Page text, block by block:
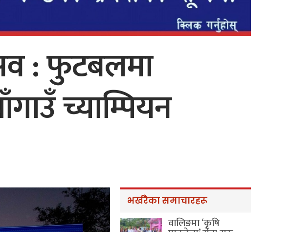
: फुटबलमा
च्याम्पियन
भर्खरैका समाचारहरू
वालिङमा ‘कृषि